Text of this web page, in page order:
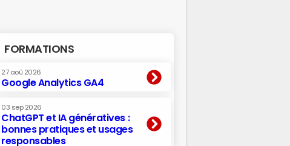
FORMATIONS
27 aoû 2026
Google Analytics GA4
03 sep 2026
ChatGPT et IA génératives :
bonnes pratiques et usages
responsables